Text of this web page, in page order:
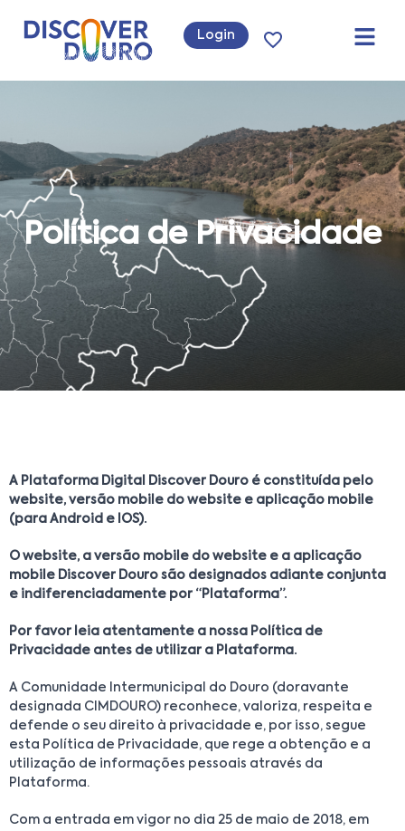
Login
Política de Privacidade
A Plataforma Digital Discover Douro é constituída pelo
website, versão mobile do website e aplicação mobile
(para Android e IOS).
O website, a versão mobile do website e a aplicação
mobile Discover Douro são designados adiante conjunta
e indiferenciadamente por “Plataforma”.
Por favor leia atentamente a nossa Política de
Privacidade antes de utilizar a Plataforma.
A Comunidade Intermunicipal do Douro (doravante
designada CIMDOURO) reconhece, valoriza, respeita e
defende o seu direito à privacidade e, por isso, segue
esta Política de Privacidade, que rege a obtenção e a
utilização de informações pessoais através da
Plataforma.
Com a entrada em vigor no dia 25 de maio de 2018, em